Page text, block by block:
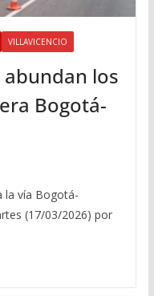
VILLAVICENCIO
abundan los
Bogotá-
la vía Bogotá-
(17/03/2026) por